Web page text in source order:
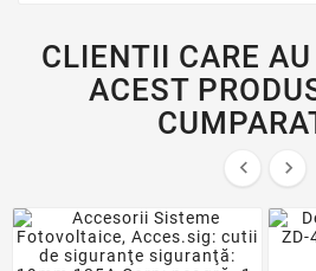
CLIENTII CARE
ACEST
 